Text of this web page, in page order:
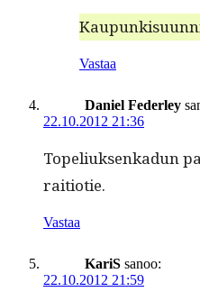
Vastaa
Daniel Federley
22.10.2012 21:36
Topeliuk­senkadun
raitiotie.
Vastaa
KariS sanoo:
22.10.2012 21:59